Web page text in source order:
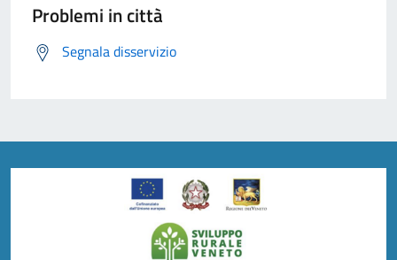
Problemi in città
Segnala disservizio